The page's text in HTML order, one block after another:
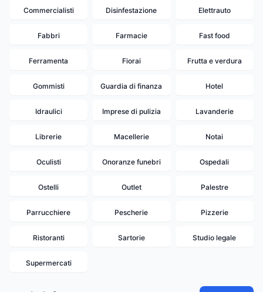
Commercialisti Disinfestazione Elettrauto
Fabbri Farmacie Fast food
Ferramenta Fiorai Frutta e verdura
Gommisti Guardia di finanza Hotel
Idraulici Imprese di pulizia Lavanderie
Librerie Macellerie Notai
Oculisti Onoranze funebri Ospedali
Ostelli Outlet Palestre
Parrucchiere Pescherie Pizzerie
Ristoranti Sartorie Studio legale
Supermercati